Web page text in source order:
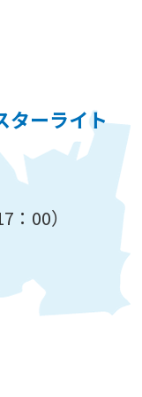
ターライト
00）